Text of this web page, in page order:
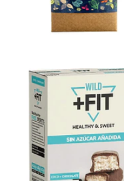
Not
Available
Barrita
Wild Fi...
$1.290